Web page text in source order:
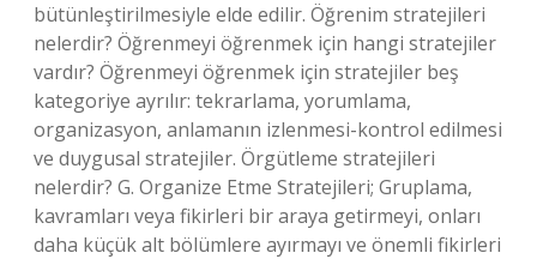
bütünleştirilmesiyle elde edilir. Öğrenim stratejileri
nelerdir? Öğrenmeyi öğrenmek için hangi stratejiler
vardır? Öğrenmeyi öğrenmek için stratejiler beş
kategoriye ayrılır: tekrarlama, yorumlama,
organizasyon, anlamanın izlenmesi-kontrol edilmesi
ve duygusal stratejiler. Örgütleme stratejileri
nelerdir? G. Organize Etme Stratejileri; Gruplama,
kavramları veya fikirleri bir araya getirmeyi, onları
daha küçük alt bölümlere ayırmayı ve önemli fikirleri